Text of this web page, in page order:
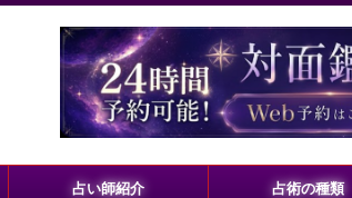
占い師紹介 占術の種類